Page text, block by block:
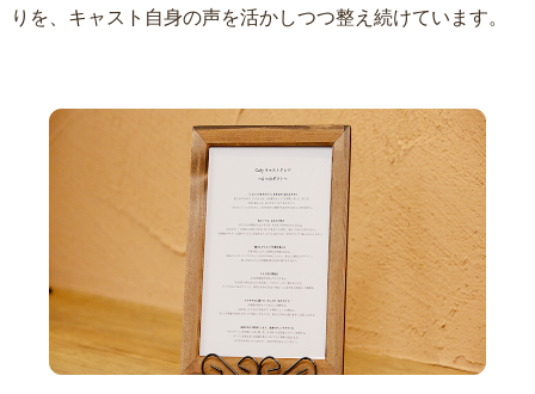
りを、キャスト自身の声を活かしつつ整え続けています。